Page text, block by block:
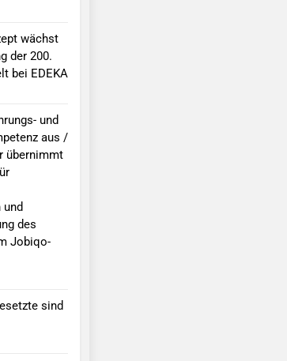
wächst
der 200.
bei EDEKA
und
aus /
übernimmt
und
des
Jobiqo-
sind